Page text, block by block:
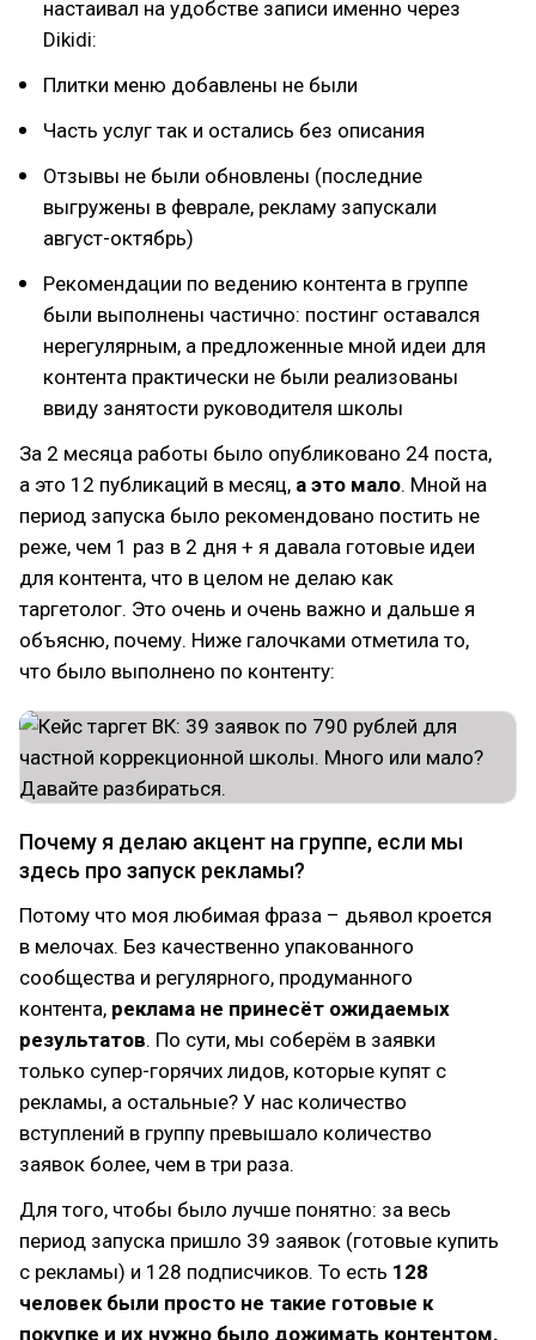
настаивал на удобстве записи именно через
Dikidi:
Плитки меню добавлены не были
Часть услуг так и остались без описания
Отзывы не были обновлены (последние
выгружены в феврале, рекламу запускали
август-октябрь)
Рекомендации по ведению контента в группе
были выполнены частично: постинг оставался
нерегулярным, а предложенные мной идеи для
контента практически не были реализованы
ввиду занятости руководителя школы
За 2 месяца работы было опубликовано 24 поста,
а это 12 публикаций в месяц, а это мало. Мной на
период запуска было рекомендовано постить не
реже, чем 1 раз в 2 дня + я давала готовые идеи
для контента, что в целом не делаю как
таргетолог. Это очень и очень важно и дальше я
объясню, почему. Ниже галочками отметила то,
что было выполнено по контенту:
Почему я делаю акцент на группе, если мы
здесь про запуск рекламы?
Потому что моя любимая фраза – дьявол кроется
в мелочах. Без качественно упакованного
сообщества и регулярного, продуманного
контента, реклама не принесёт ожидаемых
результатов. По сути, мы соберём в заявки
только супер-горячих лидов, которые купят с
рекламы, а остальные? У нас количество
вступлений в группу превышало количество
заявок более, чем в три раза.
Для того, чтобы было лучше понятно: за весь
период запуска пришло 39 заявок (готовые купить
с рекламы) и 128 подписчиков. То есть 128
человек были просто не такие готовые к
покупке и их нужно было дожимать контентом,